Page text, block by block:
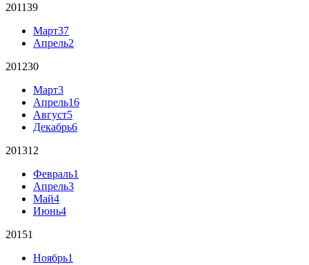
201139
Март37
Апрель2
201230
Март3
Апрель16
Август5
Декабрь6
201312
Февраль1
Апрель3
Май4
Июнь4
20151
Ноябрь1